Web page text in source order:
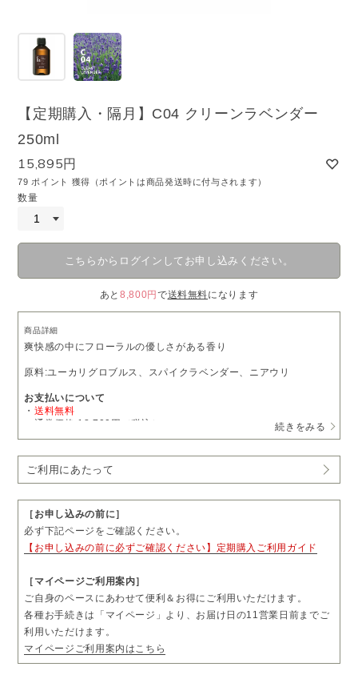
【定期購入・隔月】C04 クリーンラベンダー
250ml
15,895円
79 ポイント 獲得（ポイントは商品発送時に付与されます）
数量
こちらからログインしてお申し込みください。
あと8,800円 で送料無料になります
商品詳細
爽快感の中にフローラルの優しさがある香り
原料:ユーカリグロブルス、スパイクラベンダー、ニアウリ
お支払いについて
・送料無料
・通常価格 18,700円（税込）
→定期購入15,895円（税込）
・1回につき1本をお届けします。
・お届け日の11営業日前まで、「マイページ」よりお届け日やお届
・お届け頻度やコースのご変更および解約については、毎月コース
は3回分、隔月コースは2回分のお届け完了後、「マイページ」より
お手続きいただけます。
・ご購入前に「ご利用にあたって」も必ずご一読ください。
続きをみる
ご利用にあたって
［お申し込みの前に］
必ず下記ページをご確認ください。
【お申し込みの前に必ずご確認ください】定期購入ご利用ガイド
［マイページご利用案内］
ご自身のペースにあわせて便利＆お得にご利用いただけます。
各種お手続きは「マイページ」より、お届け日の11営業日前までご
利用いただけます。
マイページご利用案内はこちら